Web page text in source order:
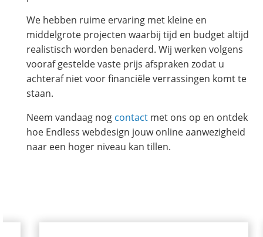
We hebben ruime ervaring met kleine en
middelgrote projecten waarbij tijd en budget altijd
realistisch worden benaderd. Wij werken volgens
vooraf gestelde vaste prijs afspraken zodat u
achteraf niet voor financiële verrassingen komt te
staan.
Neem vandaag nog contact met ons op en ontdek
hoe Endless webdesign jouw online aanwezigheid
naar een hoger niveau kan tillen.